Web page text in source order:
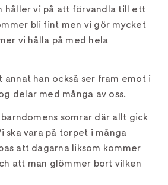
håller vi på att förvandla till ett
bli fint men vi gör mycket
vi hålla på med hela
annat han också ser fram emot i
delar med många av oss.
somrar där allt gick
ska vara på torpet i många
att dagarna liksom kommer
att man glömmer bort vilken